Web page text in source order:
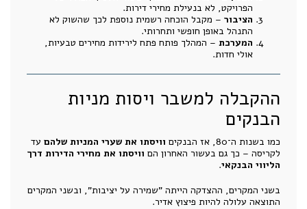
הפרויקט, לא בנעילת מחירי דירות.
הציבור – מקבל הוכחה רשמית נוספת לכך שהשוק לא
התנהל באופן חופשי ותחרותי.
המערכת – המהלך פותח פתח לירידות מחירים טבעיות,
אולי חדות.
ההקבלה למשבר ויסות מניות
הבנקים
כמו בשנות ה־80, אז הבנקים וויסתו את שערי המניות שלהם עד
לקריסה – כך גם בעשור האחרון הם וויסתו את מחירי הדירות דרך
הליווי הבנקאי.
בשני המקרים, ההצדקה הייתה "שמירה על יציבות", ובשני המקרים
התוצאה עלולה להיות פיצוץ אדיר.